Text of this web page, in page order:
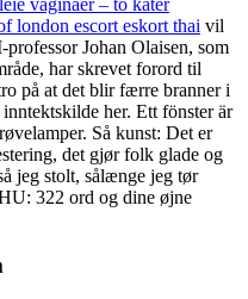
london escort eskort thai vil
Johan Olaisen, som
har skrevet forord til
på at det blir færre branner i
her. Ett fönster är
Så kunst: Det er
det gjør folk glade og
jeg stolt, sålænge jeg tør
322 ord og dine øjne